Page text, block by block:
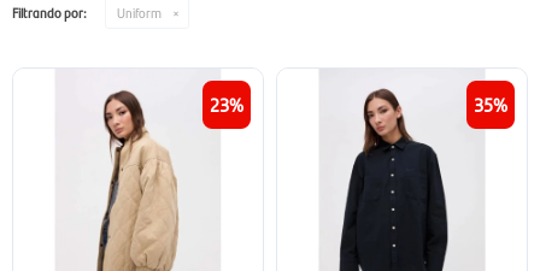
Filtrando por: Uniform
23 35